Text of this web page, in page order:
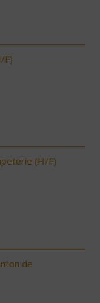
F)
(H/F)
de